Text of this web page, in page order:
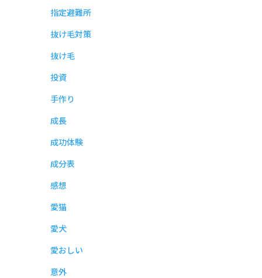
指定避難所
抜け毛対策
抜け毛
投資
手作り
成長
成功体験
成分表
感想
愛猫
愛犬
愛おしい
意外